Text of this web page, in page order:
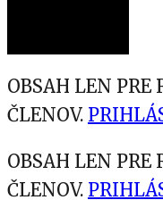
OBSAH LEN PRE
ČLENOV.
OBSAH LEN PRE
ČLENOV.